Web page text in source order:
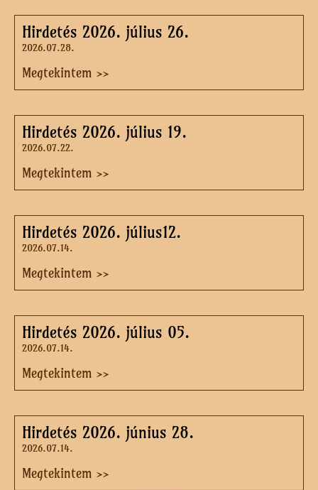
Hirdetés 2026. július 26.
2026.07.28.
Megtekintem >>
Hirdetés 2026. július 19.
2026.07.22.
Megtekintem >>
Hirdetés 2026. július12.
2026.07.14.
Megtekintem >>
Hirdetés 2026. július 05.
2026.07.14.
Megtekintem >>
Hirdetés 2026. június 28.
2026.07.14.
Megtekintem >>